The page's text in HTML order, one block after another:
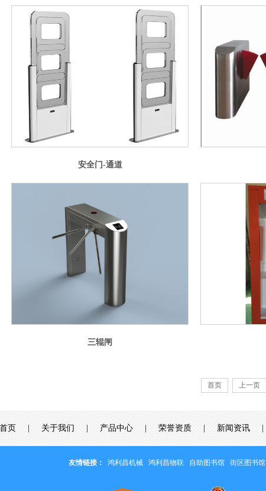
安全门-通道
三辊闸
首页 上一页
首页 关于我们 产品中心 荣誉资质 新闻资讯
友情链接： 鸿利昌机械 鸿利昌物联 自助图书馆 街区图书馆